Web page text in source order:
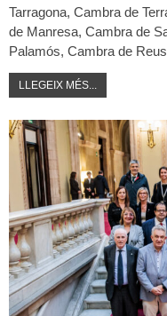
Tarragona, Cambra de
de Manresa, Cambra de
Palamós, Cambra de
LLEGEIX MÉS...